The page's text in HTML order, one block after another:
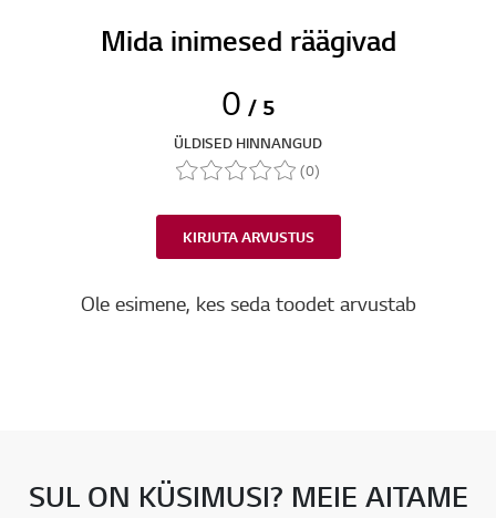
Mida inimesed räägivad
0 / 5
ÜLDISED HINNANGUD
(0)
KIRJUTA ARVUSTUS
Ole esimene, kes seda toodet arvustab
SUL ON KÜSIMUSI? MEIE AITAME